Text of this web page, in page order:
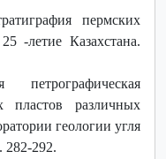
пермских
-летие Казахстана.
петрографическая
пластов различных
геологии угля
292.